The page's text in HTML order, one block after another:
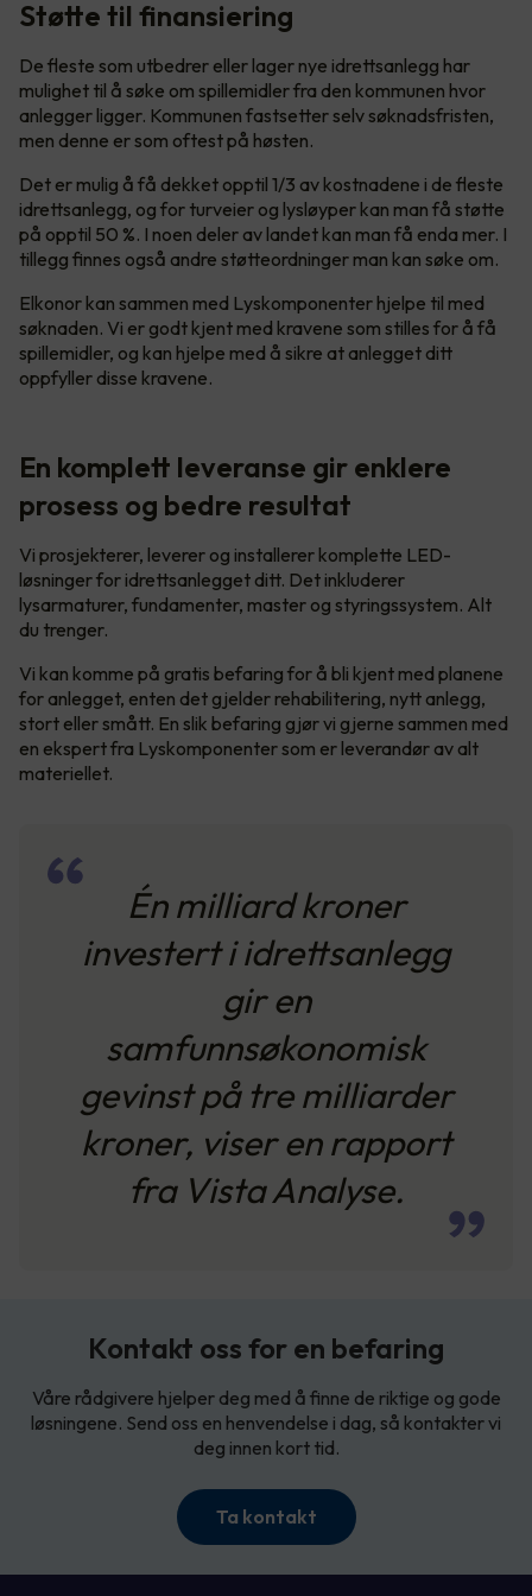
Støtte til finansiering
De fleste som utbedrer eller lager nye idrettsanlegg har
mulighet til å søke om spillemidler fra den kommunen hvor
anlegger ligger. Kommunen fastsetter selv søknadsfristen,
men denne er som oftest på høsten.
Det er mulig å få dekket opptil 1/3 av kostnadene i de fleste
idrettsanlegg, og for turveier og lysløyper kan man få støtte
på opptil 50 %. I noen deler av landet kan man få enda mer. I
tillegg finnes også andre støtteordninger man kan søke om.
Elkonor kan sammen med Lyskomponenter hjelpe til med
søknaden. Vi er godt kjent med kravene som stilles for å få
spillemidler, og kan hjelpe med å sikre at anlegget ditt
oppfyller disse kravene.
En komplett leveranse gir enklere
prosess og bedre resultat
Vi prosjekterer, leverer og installerer komplette LED-
løsninger for idrettsanlegget ditt. Det inkluderer
lysarmaturer, fundamenter, master og styringssystem. Alt
du trenger.
Vi kan komme på gratis befaring for å bli kjent med planene
for anlegget, enten det gjelder rehabilitering, nytt anlegg,
stort eller smått. En slik befaring gjør vi gjerne sammen med
en ekspert fra Lyskomponenter som er leverandør av alt
materiellet.
Én milliard kroner
investert i idrettsanlegg
gir en
samfunnsøkonomisk
gevinst på tre milliarder
kroner, viser en rapport
fra Vista Analyse.
Kontakt oss for en befaring
Våre rådgivere hjelper deg med å finne de riktige og gode
løsningene. Send oss en henvendelse i dag, så kontakter vi
deg innen kort tid.
Ta kontakt